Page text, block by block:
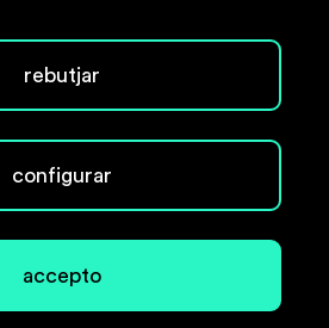
anell.cat. Tots els drets
privacitat
Política de seguretat
accepto
configurar
rebutjar